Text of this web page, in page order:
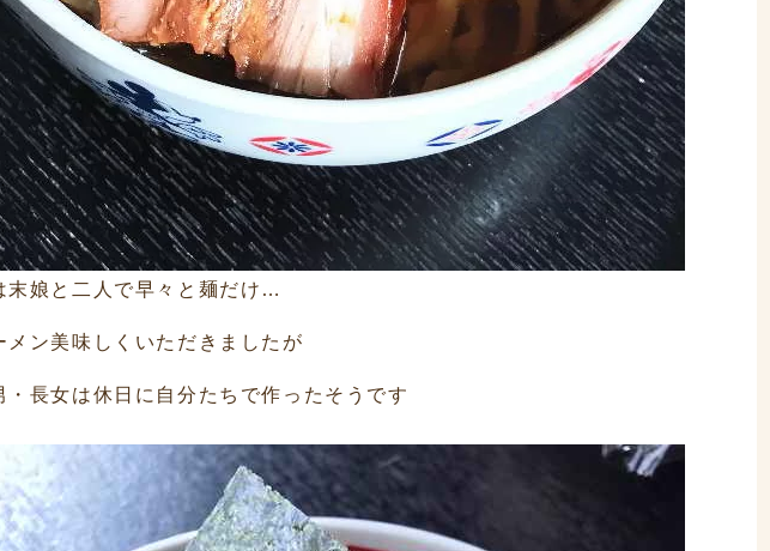
末娘と二人で早々と麺だけ…
メン美味しくいただきましたが
・長女は休日に自分たちで作ったそうです